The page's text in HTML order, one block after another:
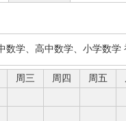
数学、高中数学、小学数学
周三 周四 周五